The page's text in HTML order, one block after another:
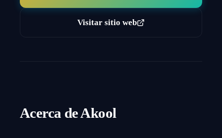
Visitar sitio web
Acerca deAkool